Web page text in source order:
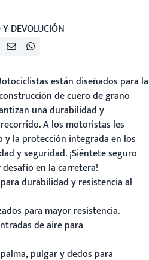
DEVOLUCIÓN
están diseñados para la
de cuero de grano
una durabilidad y
A los motoristas les
y la protección integrada en los
y seguridad. ¡Siéntete seguro
en la carretera!
durabilidad y resistencia al
para mayor resistencia.
de aire para
pulgar y dedos para